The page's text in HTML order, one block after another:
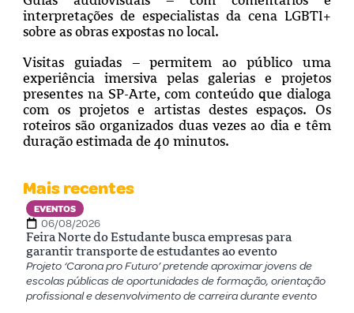
interpretações de especialistas da cena LGBTI+
sobre as obras expostas no local.
Visitas guiadas – permitem ao público uma
experiência imersiva pelas galerias e projetos
presentes na SP-Arte, com conteúdo que dialoga
com os projetos e artistas destes espaços. Os
roteiros são organizados duas vezes ao dia e têm
duração estimada de 40 minutos.
Mais recentes
EVENTOS
06/08/2026
Feira Norte do Estudante busca empresas para
garantir transporte de estudantes ao evento
Projeto ‘Carona pro Futuro’ pretende aproximar jovens de
escolas públicas de oportunidades de formação, orientação
profissional e desenvolvimento de carreira durante evento